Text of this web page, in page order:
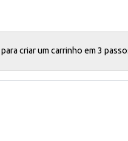
criar um carrinho em 3